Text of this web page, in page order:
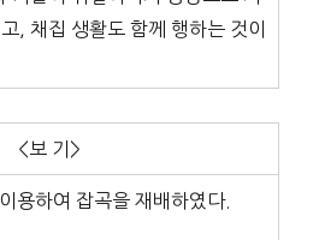
, 채집 생활도 함께 행하는 것이
<보 기>
용하여 잡곡을 재배하였다.